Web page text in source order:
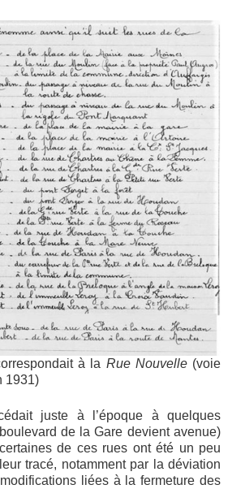
à la Rue Nouvelle (voie
1931)
juste à l’époque à quelques
de la Gare devient avenue)
de ces rues ont été un peu
tracé, notamment par la déviation
liées à la fermeture des